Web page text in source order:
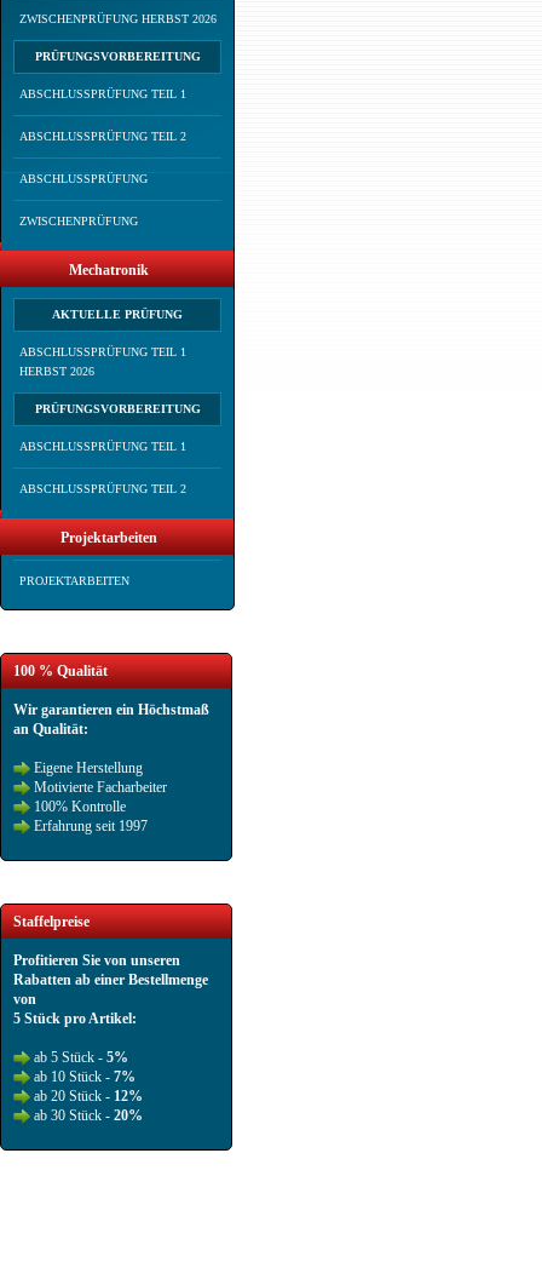
ZWISCHENPRÜFUNG HERBST 2026
PRÜFUNGSVORBEREITUNG
ABSCHLUSSPRÜFUNG TEIL 1
ABSCHLUSSPRÜFUNG TEIL 2
ABSCHLUSSPRÜFUNG
ZWISCHENPRÜFUNG
Mechatronik
AKTUELLE PRÜFUNG
ABSCHLUSSPRÜFUNG TEIL 1
HERBST 2026
PRÜFUNGSVORBEREITUNG
ABSCHLUSSPRÜFUNG TEIL 1
ABSCHLUSSPRÜFUNG TEIL 2
Projektarbeiten
PROJEKTARBEITEN
100 % Qualität
Wir garantieren ein Höchstmaß
an Qualität:
Eigene Herstellung
Motivierte Facharbeiter
100% Kontrolle
Erfahrung seit 1997
Staffelpreise
Profitieren Sie von unseren
Rabatten ab einer Bestellmenge
von
5 Stück pro Artikel:
ab 5 Stück - 5%
ab 10 Stück - 7%
ab 20 Stück - 12%
ab 30 Stück - 20%